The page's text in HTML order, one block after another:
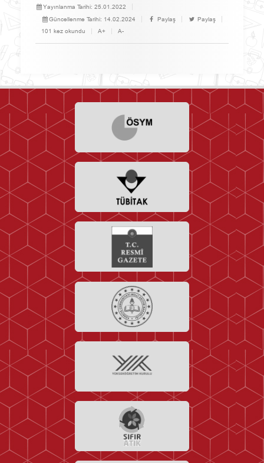
Yayınlanma Tarihi: 25.01.2022
Güncellenme Tarihi: 14.02.2024 Paylaş
Paylaş
101 kez okundu
A+ A-